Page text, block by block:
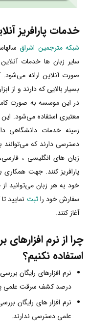
خدمات پارافریز
شبکه مترجمین اشراق
سایر زبان ها خدمات
صورت آنلاین ارائه
بسیار بالایی که دارند و از
در این موسسه به صورت
معتبری استفاده می‌شود.
زمینه خدمات دانشگاهی
دسترسی دارند که
زبان های انگلیسی ،
پارافریز کنند. جهت همکاری
خود به هر زبان می‌توانید از
سفارش خود راثبت نمایید
آغاز کنند.
چرا از نرم
استفاده نکنیم؟
نرم افزارهای رایگان
درصد کشف سرقت علمی
نرم افزار های رایگان
علمی دسترسی ندارند.